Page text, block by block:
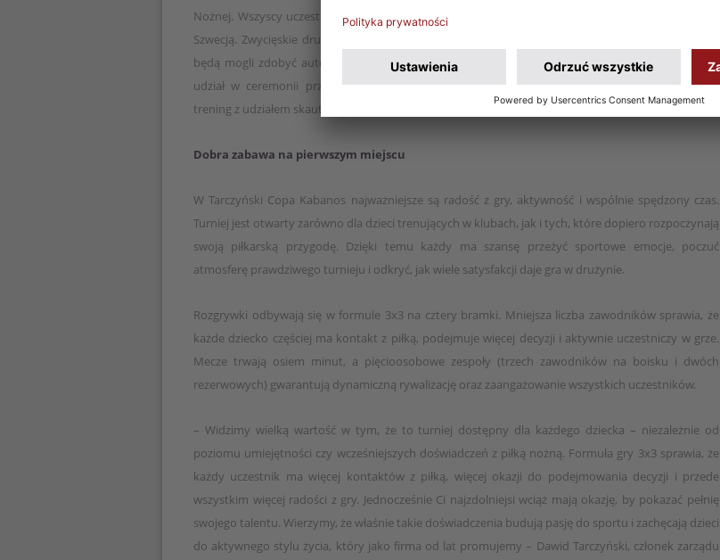
Nożnej. Wszyscy uczestnicy Finału Ogólnopolskiego obejrzą na żywo mecz reprezentacji Polski ze
Szwecją. Zwycięskie drużyny wezmą udział w otwartym treningu reprezentacji Polski, po którym
będą mogli zdobyć autografy oraz zrobić pamiątkowe zdjęcia ze swoimi idolami, a także wezmą
udział w ceremonii przedmeczowej. Oprócz tego triumfatorzy turnieju zostaną zaproszeni na
trening z udziałem skautów i trenerów PZPN.
Dobra zabawa na pierwszym miejscu
W Tarczyński Copa Kabanos najważniejsze są radość z gry, aktywność i wspólnie spędzony czas.
Turniej jest otwarty zarówno dla dzieci trenujących w klubach, jak i tych, które dopiero rozpoczynają
swoją piłkarską przygodę. Dzięki temu każdy ma szansę przeżyć sportowe emocje, poczuć
atmosferę prawdziwego turnieju i odkryć, jak wiele satysfakcji daje gra w drużynie.
Rozgrywki odbywają się w formule 3x3 na cztery bramki. Mniejsza liczba zawodników sprawia, że
każde dziecko częściej ma kontakt z piłką, podejmuje więcej decyzji i aktywnie uczestniczy w grze.
Mecze trwają osiem minut, a pięcioosobowe zespoły (trzech zawodników na boisku i dwóch
rezerwowych) gwarantują dynamiczną rywalizację oraz zaangażowanie wszystkich uczestników.
– Widzimy wielką wartość w tym, że to turniej dostępny dla każdego dziecka – niezależnie od
poziomu umiejętności czy wcześniejszych doświadczeń z piłką nożną. Formuła gry 3x3 sprawia, że
każdy uczestnik ma więcej kontaktów z piłką, więcej okazji do podejmowania decyzji i przede
wszystkim więcej radości z gry. Jednocześnie Ci najzdolniejsi wciąż mają okazję, by pokazać pełnię
swojego talentu. Wierzymy, że właśnie takie doświadczenia budują pasję do sportu i zachęcają dzieci
do aktywnego stylu życia, który jako firma od lat promujemy – Dawid Tarczyński, członek zarządu